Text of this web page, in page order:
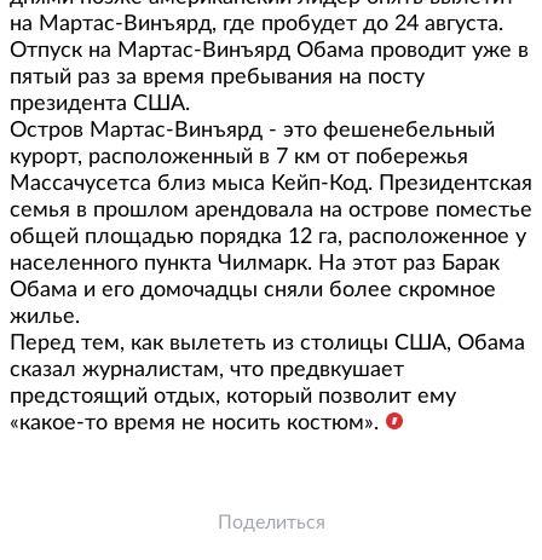
на Мартас-Винъярд, где пробудет до 24 августа.
Отпуск на Мартас-Винъярд Обама проводит уже в
пятый раз за время пребывания на посту
президента США.
Остров Мартас-Винъярд - это фешенебельный
курорт, расположенный в 7 км от побережья
Массачусетса близ мыса Кейп-Код. Президентская
семья в прошлом арендовала на острове поместье
общей площадью порядка 12 га, расположенное у
населенного пункта Чилмарк. На этот раз Барак
Обама и его домочадцы сняли более скромное
жилье.
Перед тем, как вылететь из столицы США, Обама
сказал журналистам, что предвкушает
предстоящий отдых, который позволит ему
«какое-то время не носить костюм».
Поделиться